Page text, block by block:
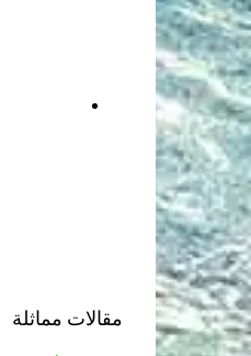
مقالات مماثلة